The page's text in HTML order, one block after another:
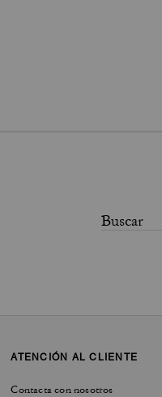
ATENCIÓN AL CLIENTE
Contacta con nosotros